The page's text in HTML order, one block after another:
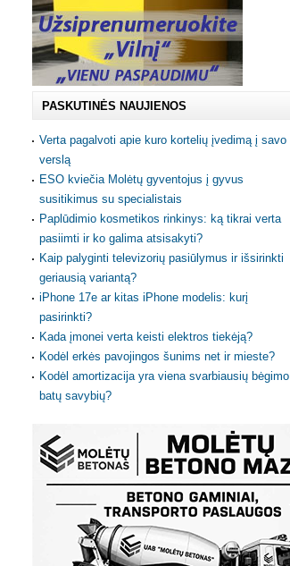
PASKUTINĖS NAUJIENOS
Verta pagalvoti apie kuro kortelių įvedimą į savo
verslą
ESO kviečia Molėtų gyventojus į gyvus
susitikimus su specialistais
Paplūdimio kosmetikos rinkinys: ką tikrai verta
pasiimti ir ko galima atsisakyti?
Kaip palyginti televizorių pasiūlymus ir išsirinkti
geriausią variantą?
iPhone 17e ar kitas iPhone modelis: kurį
pasirinkti?
Kada įmonei verta keisti elektros tiekėją?
Kodėl erkės pavojingos šunims net ir mieste?
Kodėl amortizacija yra viena svarbiausių bėgimo
batų savybių?